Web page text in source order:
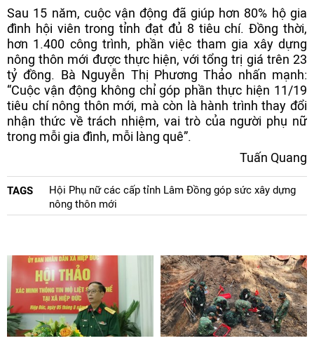
Sau 15 năm, cuộc vận động đã giúp hơn 80% hộ gia
đình hội viên trong tỉnh đạt đủ 8 tiêu chí. Đồng thời,
hơn 1.400 công trình, phần việc tham gia xây dựng
nông thôn mới được thực hiện, với tổng trị giá trên 23
tỷ đồng. Bà Nguyễn Thị Phương Thảo nhấn mạnh:
“Cuộc vận động không chỉ góp phần thực hiện 11/19
tiêu chí nông thôn mới, mà còn là hành trình thay đổi
nhận thức về trách nhiệm, vai trò của người phụ nữ
trong mỗi gia đình, mỗi làng quê”.
Tuấn Quang
TAGS
Hội Phụ nữ các cấp tỉnh Lâm Đồng góp sức xây dựng
nông thôn mới